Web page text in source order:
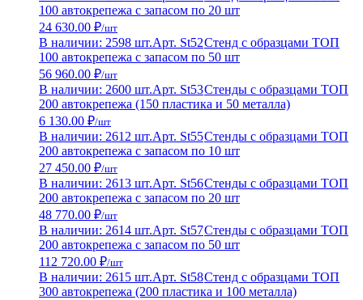
100 автокрепежа с запасом по 20 шт
24 630.00 ₽/шт
В наличии: 2598 шт.Арт. St52Стенд с образцами ТОП
100 автокрепежа с запасом по 50 шт
56 960.00 ₽/шт
В наличии: 2600 шт.Арт. St53Стенды с образцами ТОП
200 автокрепежа (150 пластика и 50 металла)
6 130.00 ₽/шт
В наличии: 2612 шт.Арт. St55Стенды с образцами ТОП
200 автокрепежа с запасом по 10 шт
27 450.00 ₽/шт
В наличии: 2613 шт.Арт. St56Стенды с образцами ТОП
200 автокрепежа с запасом по 20 шт
48 770.00 ₽/шт
В наличии: 2614 шт.Арт. St57Стенды с образцами ТОП
200 автокрепежа с запасом по 50 шт
112 720.00 ₽/шт
В наличии: 2615 шт.Арт. St58Стенд с образцами ТОП
300 автокрепежа (200 пластика и 100 металла)